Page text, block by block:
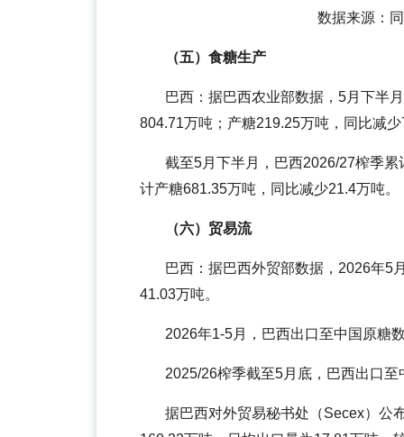
数据来源：
（五）食糖生产
巴西：据巴西农业部数据，5月下半
804.71万吨；产糖219.25万吨，同比减
截至5月下半月，巴西2026/27榨季
计产糖681.35万吨，同比减少21.4万吨。
（六）贸易流
巴西：据巴西外贸部数据，2026年5
41.03万吨。
2026年1-5月，巴西出口至中国原糖
2025/26榨季截至5月底，巴西出口
据巴西对外贸易秘书处（Secex）公